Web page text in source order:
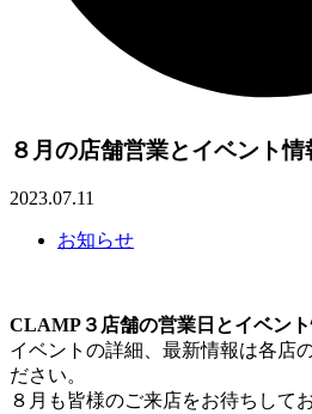
８月の店舗営業とイベント情
2023.07.11
お知らせ
CLAMP３店舗の営業日とイベント
イベントの詳細、最新情報は各店
ださい。
８月も皆様のご来店をお待ちして